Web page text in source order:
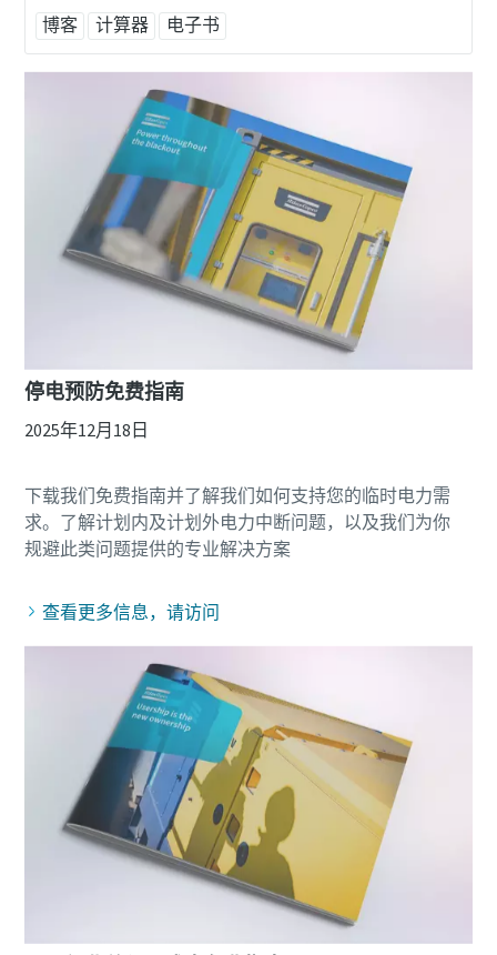
博客 计算器 电子书
停电预防免费指南
2025年12月18日
下载我们免费指南并了解我们如何支持您的临时电力需
求。了解计划内及计划外电力中断问题，以及我们为你
规避此类问题提供的专业解决方案
查看更多信息，请访问